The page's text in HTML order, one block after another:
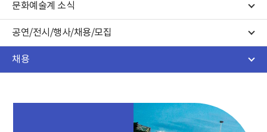
문화예술계 소식
공연/전시/행사/채용/모집
채용